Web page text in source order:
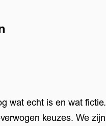
wat echt is en wat fictie.
keuzes. We zijn